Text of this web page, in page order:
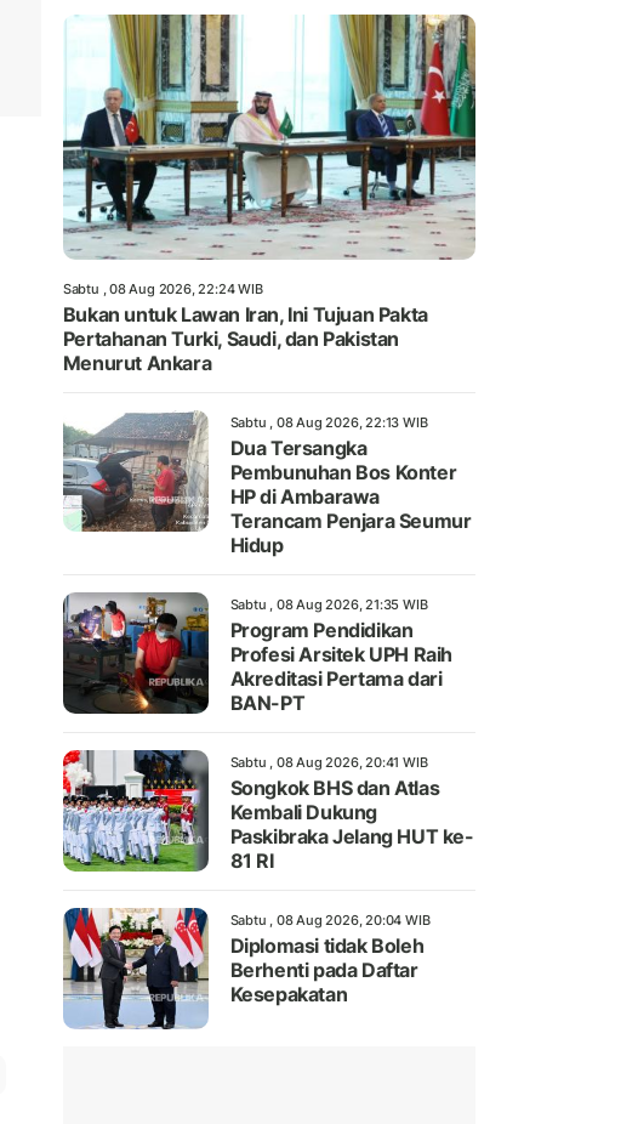
Sabtu , 08 Aug 2026, 22:24 WIB
Bukan untuk Lawan Iran, Ini Tujuan Pakta
Pertahanan Turki, Saudi, dan Pakistan
Menurut Ankara
Sabtu , 08 Aug 2026, 22:13 WIB
Dua Tersangka
Pembunuhan Bos Konter
HP di Ambarawa
Terancam Penjara Seumur
Hidup
Sabtu , 08 Aug 2026, 21:35 WIB
Program Pendidikan
Profesi Arsitek UPH Raih
Akreditasi Pertama dari
BAN-PT
Sabtu , 08 Aug 2026, 20:41 WIB
Songkok BHS dan Atlas
Kembali Dukung
Paskibraka Jelang HUT ke-
81 RI
Sabtu , 08 Aug 2026, 20:04 WIB
Diplomasi tidak Boleh
Berhenti pada Daftar
Kesepakatan